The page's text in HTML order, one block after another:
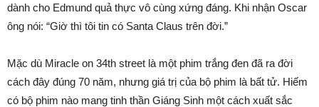
dành cho Edmund quả thực vô cùng xứng đáng. Khi nhận Oscar
ông nói: “Giờ thì tôi tin có Santa Claus trên đời.”
Mặc dù Miracle on 34th street là một phim trắng đen đã ra đời
cách đây đúng 70 năm, nhưng giá trị của bộ phim là bất tử. Hiếm
có bộ phim nào mang tinh thần Giáng Sinh một cách xuất sắc